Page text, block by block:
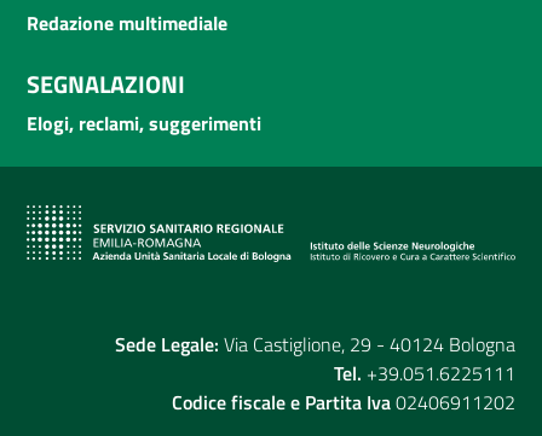
Redazione multimediale
SEGNALAZIONI
Elogi, reclami, suggerimenti
Sede Legale: Via Castiglione, 29 - 40124 Bologna
Tel. +39.051.6225111
Codice fiscale e Partita Iva02406911202